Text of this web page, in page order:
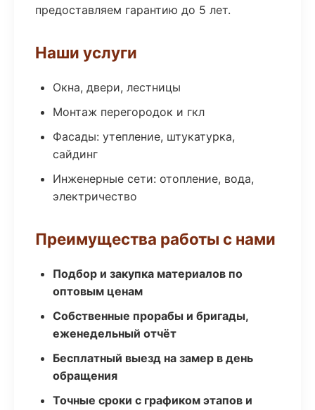
предоставляем гарантию до 5 лет.
Наши услуги
Окна, двери, лестницы
Монтаж перегородок и гкл
Фасады: утепление, штукатурка,
сайдинг
Инженерные сети: отопление, вода,
электричество
Преимущества работы с нами
Подбор и закупка материалов по
оптовым ценам
Собственные прорабы и бригады,
еженедельный отчёт
Бесплатный выезд на замер в день
обращения
Точные сроки с графиком этапов и